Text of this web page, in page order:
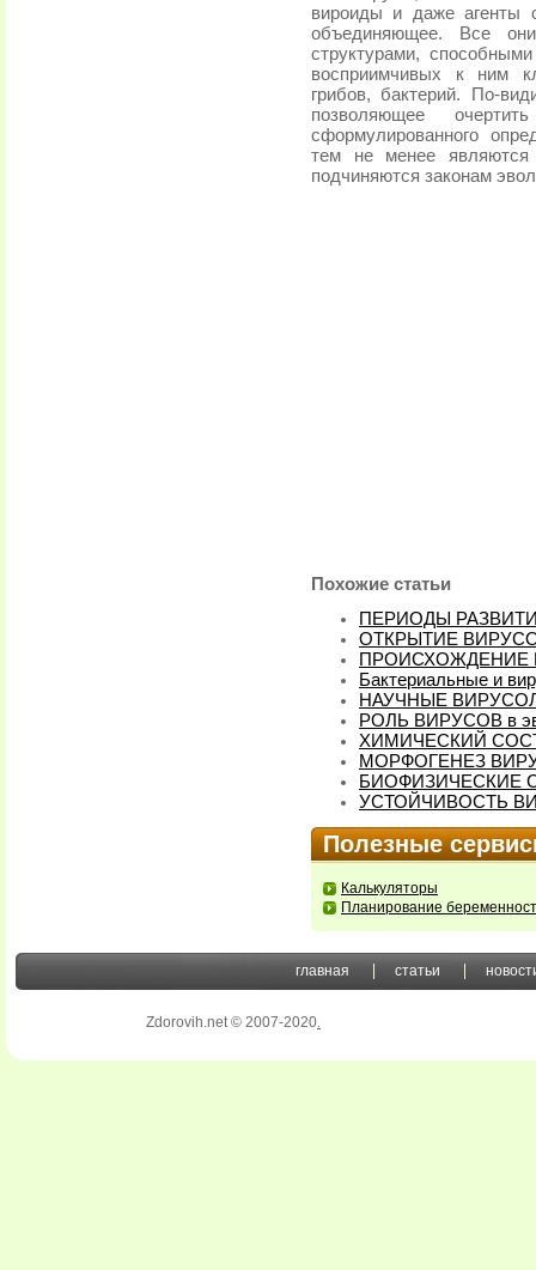
вироиды и даже агенты
объединяющее. Все они
структурами,
восприимчивых к ним
грибов, бактерий. По-
позволяющее
сформулированного
тем не менее являются
подчиняются законам
Похожие статьи
ПЕРИОДЫ
ОТКРЫТИЕ
ПРОИСХОЖДЕНИЕ
Бактериальные и
НАУЧНЫЕ
РОЛЬ ВИРУСОВ в
ХИМИЧЕСКИЙ
МОРФОГЕНЕЗ
БИОФИЗИЧЕСКИЕ
УСТОЙЧИВОСТЬ
Полезные
Калькуляторы
Планирование
главная статьи
Zdorovih.net © 2007-2020